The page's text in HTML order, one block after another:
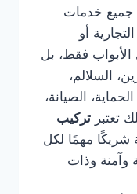
جميع خدمات
أو
الأبواب فقط، بل
السلالم،
الصيانة،
تعتبر تركيب
شريكًا مهمًا لكل
وآمنة وذات